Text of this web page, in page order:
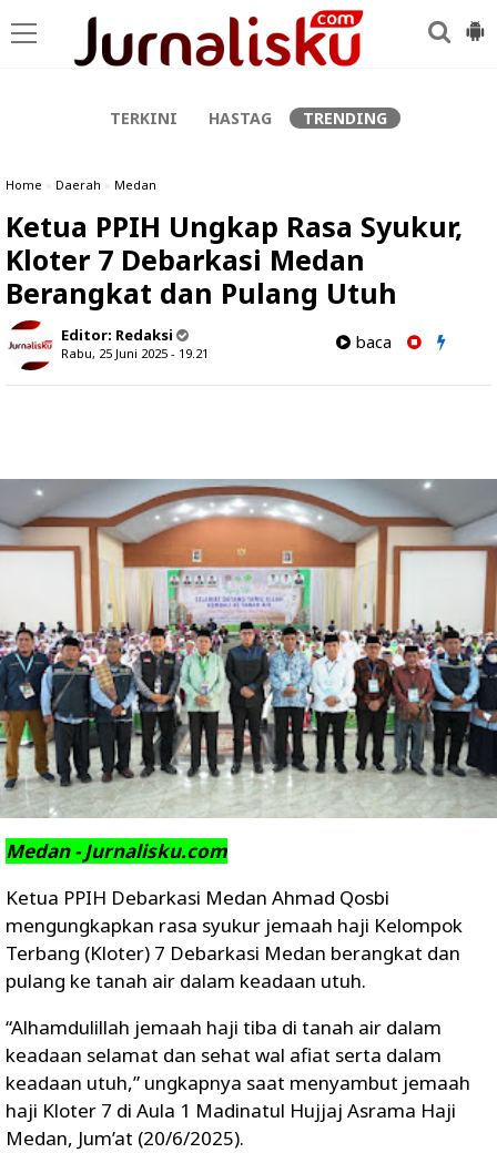
TERKINI HASTAG TRENDING
Home » Daerah » Medan
Ketua PPIH Ungkap Rasa Syukur,
Kloter 7 Debarkasi Medan
Berangkat dan Pulang Utuh
Editor: Redaksi
Rabu, 25 Juni 2025 - 19.21
baca
Medan - Jurnalisku.com
Ketua PPIH Debarkasi Medan Ahmad Qosbi
mengungkapkan rasa syukur jemaah haji Kelompok
Terbang (Kloter) 7 Debarkasi Medan berangkat dan
pulang ke tanah air dalam keadaan utuh.
“Alhamdulillah jemaah haji tiba di tanah air dalam
keadaan selamat dan sehat wal afiat serta dalam
keadaan utuh,” ungkapnya saat menyambut jemaah
haji Kloter 7 di Aula 1 Madinatul Hujjaj Asrama Haji
Medan, Jum’at (20/6/2025).